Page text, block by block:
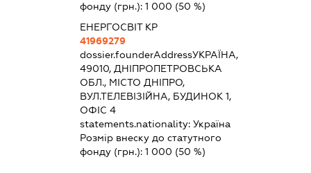
фонду (грн.):1 000 (50 %)
ЕНЕРГОСВІТ КР
41969279
dossier.founderAddressУКРАЇНА,
49010, ДНІПРОПЕТРОВСЬКА
ОБЛ., МІСТО ДНІПРО,
ВУЛ.ТЕЛЕВІЗІЙНА, БУДИНОК 1,
ОФІС 4
statements.nationality:Україна
Розмір внеску до статутного
фонду (грн.):1 000 (50 %)